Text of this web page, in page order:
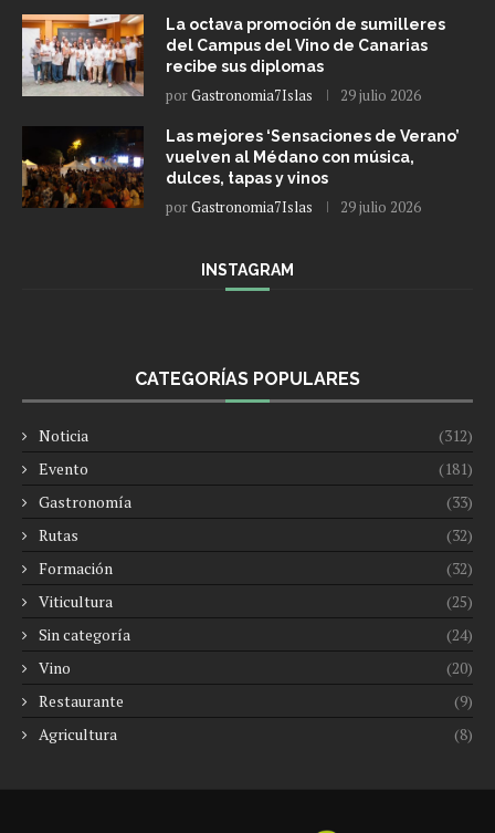
La octava promoción de sumilleres
del Campus del Vino de Canarias
recibe sus diplomas
porGastronomia7Islas 29 julio 2026
Las mejores ‘Sensaciones de Verano’
vuelven al Médano con música,
dulces, tapas y vinos
porGastronomia7Islas 29 julio 2026
INSTAGRAM
CATEGORÍAS POPULARES
Noticia
(312)
Evento
(181)
Gastronomía
(33)
Rutas
(32)
Formación
(32)
Viticultura
(25)
Sin categoría
(24)
Vino
(20)
Restaurante
(9)
Agricultura
(8)